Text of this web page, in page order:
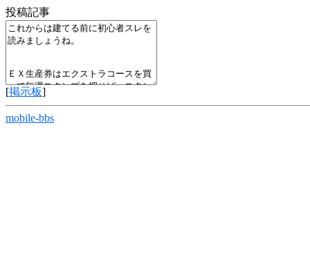
投稿記事
[掲示板]
mobile-bbs